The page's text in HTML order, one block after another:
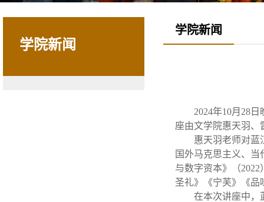
学院新闻
学院新闻
2024年10月28
座由文学院惠天羽、
惠天羽老师对蓝
国外马克思主义、
与数字资本》（
圣礼》《宁芙》《品
在本次讲座中，